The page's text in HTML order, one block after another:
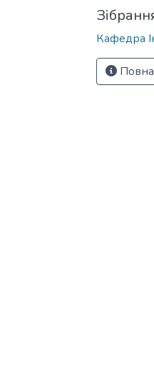
Кафедра